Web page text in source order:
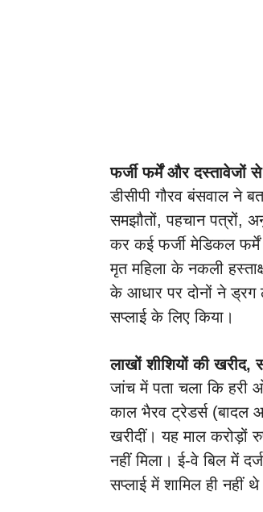
फर्जी फर्में और दस्तावेजों
डीसीपी गौरव बंसवाल ने
समझौतों, पहचान पत्रों,
कर कई फर्जी मेडिकल
मृत महिला के नकली
के आधार पर दोनों ने ड्रग
सप्लाई के लिए किया।
लाखों शीशियों की खरीद,
जांच में पता चला कि हरी
काल भैरव ट्रेडर्स (बादल
खरीदीं। यह माल करोड़ों
नहीं मिला। ई-वे बिल में
सप्लाई में शामिल ही नहीं